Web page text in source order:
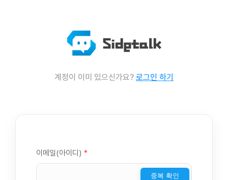
계정이 이미 있으신가요? 로그인 하기
이메일(아이디) *
중복 확인